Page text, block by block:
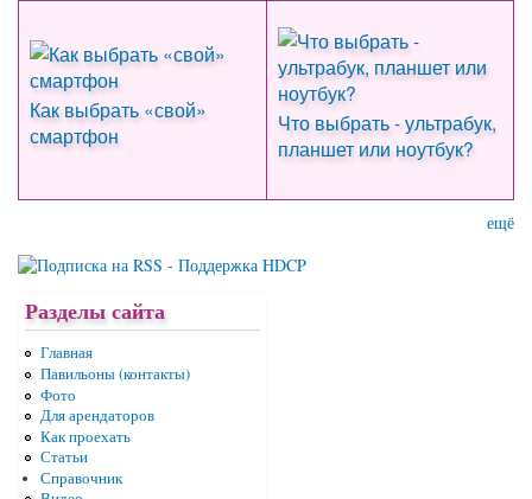
Как выбрать «свой»
смартфон
Что выбрать - ультрабук,
планшет или ноутбук?
ещё
Разделы сайта
Главная
Павильоны (контакты)
Фото
Для арендаторов
Как проехать
Статьи
Справочник